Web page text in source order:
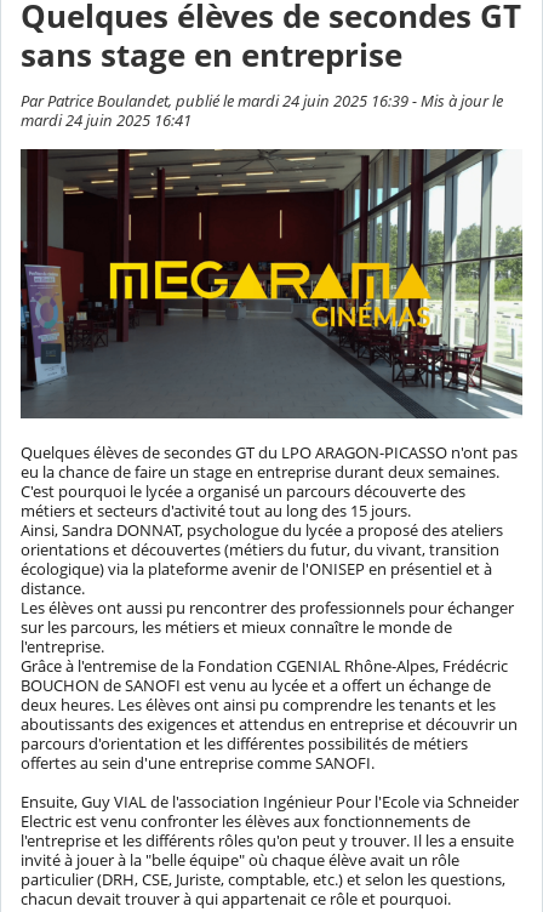
Quelques élèves de secondes GT
sans stage en entreprise
Par Patrice Boulandet, publié le mardi 24 juin 2025 16:39 - Mis à jour le
mardi 24 juin 2025 16:41
Quelques élèves de secondes GT du LPO ARAGON-PICASSO n'ont pas
eu la chance de faire un stage en entreprise durant deux semaines.
C'est pourquoi le lycée a organisé un parcours découverte des
métiers et secteurs d'activité tout au long des 15 jours.
Ainsi,Sandra DONNAT, psychologue du lycée a proposé des ateliers
orientations et découvertes (métiers du futur, du vivant, transition
écologique) via la plateforme avenir de l'ONISEP en présentiel et à
distance.
Les élèves ont aussi pu rencontrer des professionnels pour échanger
sur les parcours, les métiers et mieux connaître le monde de
l'entreprise.
Grâce à l'entremise de la Fondation CGENIAL Rhône-Alpes, Frédécric
BOUCHON de SANOFI est venu au lycée et a offert un échange de
deux heures. Les élèves ont ainsi pu comprendre les tenants et les
aboutissants des exigences et attendus en entreprise et découvrir un
parcours d'orientation et les différentes possibilités de métiers
offertes au sein d'une entreprise commeSANOFI.
Ensuite,Guy VIALde l'association Ingénieur Pour l'Ecole viaSchneider
Electricest venu confronter les élèves aux fonctionnements de
l'entreprise et les différents rôles qu'on peut y trouver. Il les a ensuite
invité à jouer à la "belle équipe" où chaque élève avait un rôle
particulier (DRH, CSE, Juriste, comptable, etc.) et selon les questions,
chacun devait trouver à qui appartenait ce rôle et pourquoi.